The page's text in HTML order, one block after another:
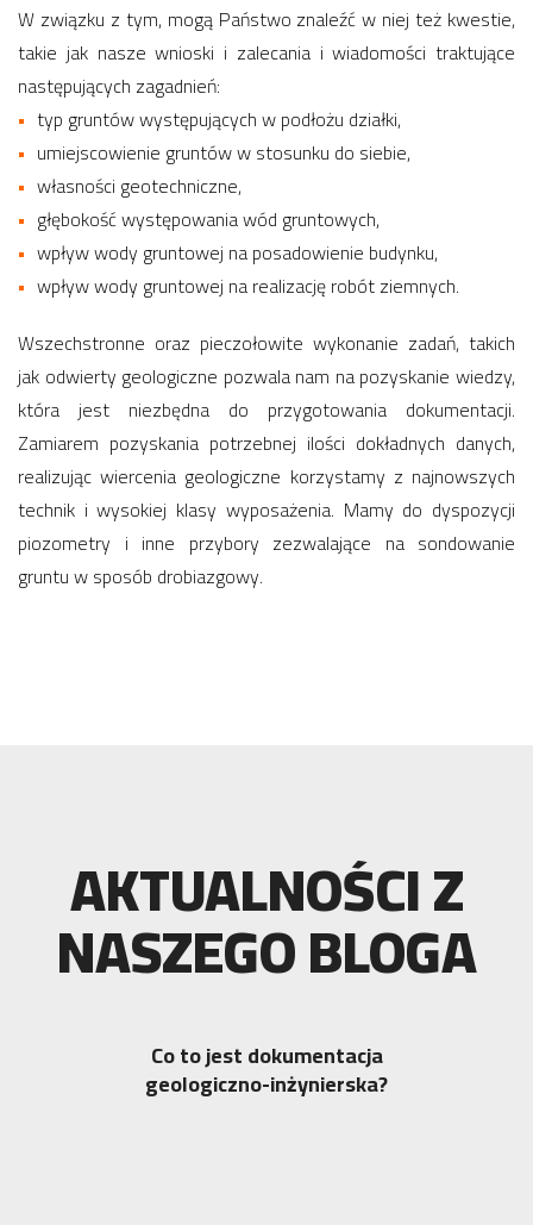
W związku z tym, mogą Państwo znaleźć w niej też kwestie,
takie jak nasze wnioski i zalecania i wiadomości traktujące
następujących zagadnień:
typ gruntów występujących w podłożu działki,
umiejscowienie gruntów w stosunku do siebie,
własności geotechniczne,
głębokość występowania wód gruntowych,
wpływ wody gruntowej na posadowienie budynku,
wpływ wody gruntowej na realizację robót ziemnych.
Wszechstronne oraz pieczołowite wykonanie zadań, takich
jak odwierty geologiczne pozwala nam na pozyskanie wiedzy,
która jest niezbędna do przygotowania dokumentacji.
Zamiarem pozyskania potrzebnej ilości dokładnych danych,
realizując wiercenia geologiczne korzystamy z najnowszych
technik i wysokiej klasy wyposażenia. Mamy do dyspozycji
piozometry i inne przybory zezwalające na sondowanie
gruntu w sposób drobiazgowy.
AKTUALNOŚCI Z
NASZEGO BLOGA
Co to jest dokumentacja
geologiczno-inżynierska?